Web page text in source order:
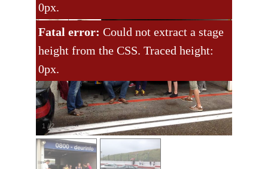
1 /2
0px.
Fatal error: Could not extract a stage
height from the CSS. Traced height:
0px.